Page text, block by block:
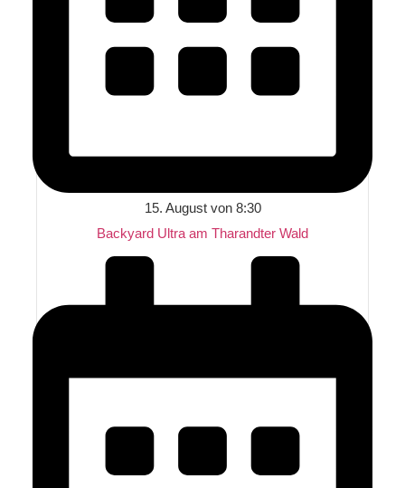
15. August von 8:30
Backyard Ultra am Tharandter Wald